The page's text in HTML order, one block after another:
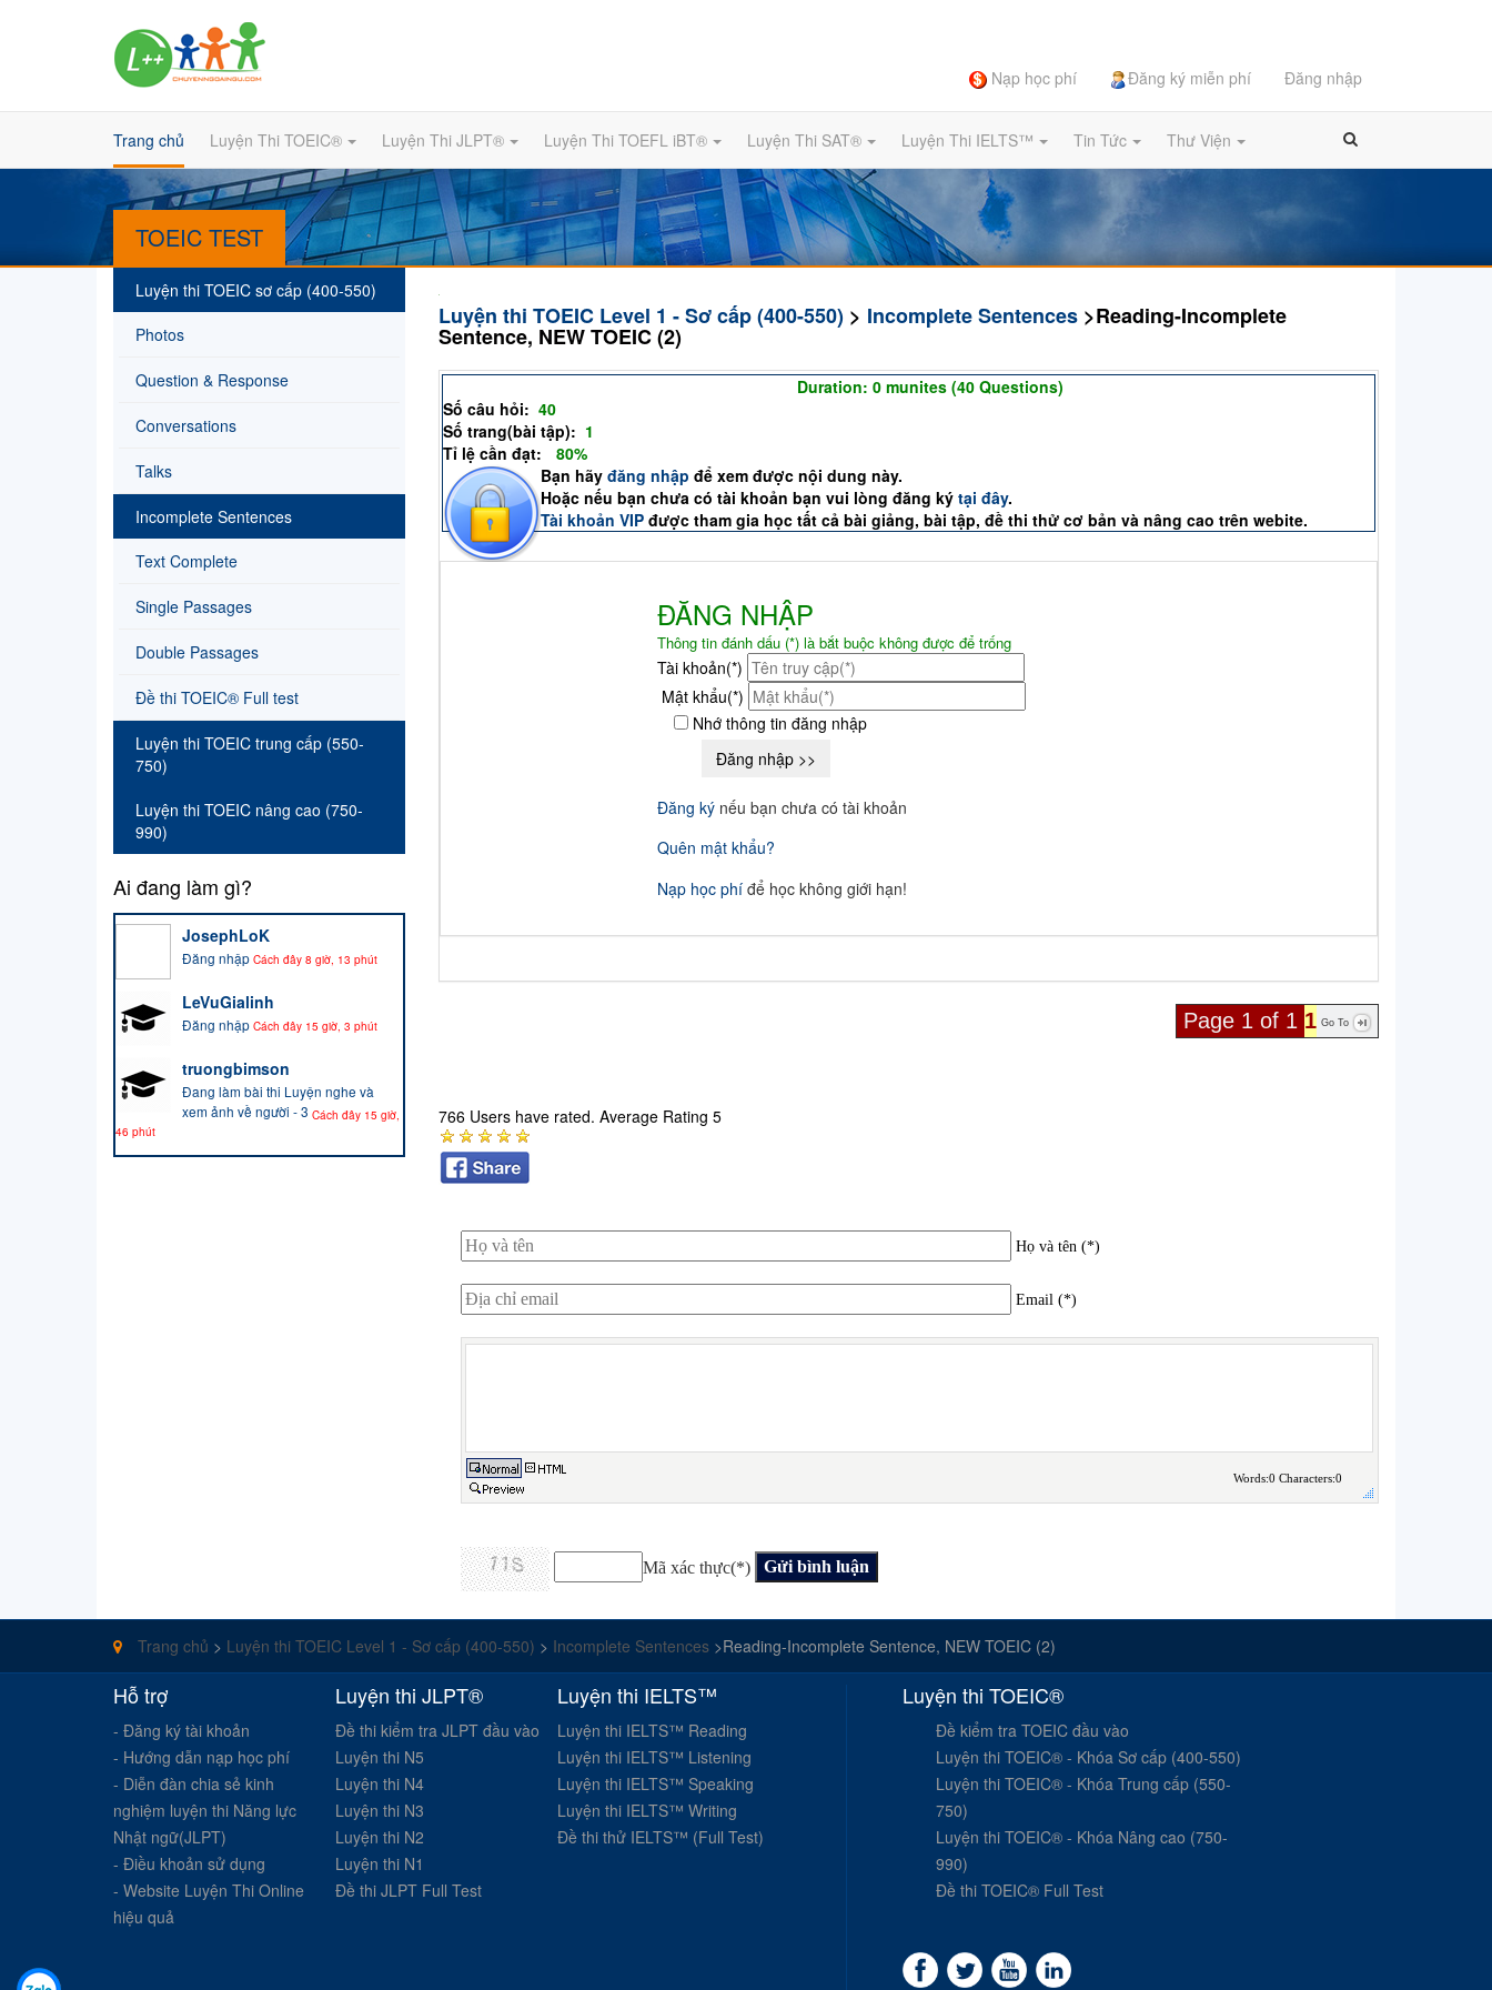
Nạp học phí Đăng ký miễn phí Đăng nhập
Trang chủ Luyện Thi TOEIC® Luyện Thi JLPT® Luyện Thi TOEFL iBT® Luyện Thi SAT® Luyện Thi IELTS™ Tin Tức Thư Viện
TOEIC TEST
Luyện thi TOEIC sơ cấp (400-550)
Photos
Question & Response
Conversations
Talks
Incomplete Sentences
Text Complete
Single Passages
Double Passages
Đề thi TOEIC® Full test
Luyện thi TOEIC trung cấp (550-
750)
Luyện thi TOEIC nâng cao (750-
990)
Ai đang làm gì?
JosephLoK
Đăng nhập Cách đây 8 giờ, 13 phút
LeVuGialinh
Đăng nhập Cách đây 15 giờ, 3 phút
truongbimson
Đang làm bài thi Luyện nghe và
xem ảnh về người - 3 Cách đây 15 giờ,
46 phút
Luyện thi TOEIC Level 1 - Sơ cấp (400-550)> Incomplete Sentences>Reading-Incomplete
Sentence, NEW TOEIC (2)
Duration: 0 munites (40 Questions)
Số câu hỏi: 40
Số trang(bài tập): 1
Tỉ lệ cần đạt:
80%)
Bạn hãy đăng nhập để xem được nội dung này.
Hoặc nếu bạn chưa có tài khoản bạn vui lòng đăng ký tại đây.
Tài khoản VIPđược tham gia học tất cả bài giảng, bài tập, đề thi thử cơ bản và nâng cao trên webite.
ĐĂNG NHẬP
Thông tin đánh dấu (*) là bắt buộc không được để trống
Tài khoản(*)
Mật khẩu(*)
Nhớ thông tin đăng nhập
Đăng kýnếu bạn chưa có tài khoản
Quên mật khẩu?
Nạp học phíđể học không giới hạn!
Page 1 of 1 1 Go To
766 Users have rated. Average Rating 5
Họ và tên (*)
Email (*)
Words:0 Characters:0
Mã xác thực(*)
Trang chủ > Luyện thi TOEIC Level 1 - Sơ cấp (400-550) > Incomplete Sentences >Reading-Incomplete Sentence, NEW TOEIC (2)
Hỗ trợ
- Đăng ký tài khoản
- Hướng dẫn nạp học phí
- Diễn đàn chia sẻ kinh
nghiệm luyện thi Năng lực
Nhật ngữ(JLPT)
- Điều khoản sử dụng
- Website Luyện Thi Online
hiệu quả
Luyện thi JLPT®
Đề thi kiểm tra JLPT đầu vào
Luyện thi N5
Luyện thi N4
Luyện thi N3
Luyện thi N2
Luyện thi N1
Đề thi JLPT Full Test
Luyện thi IELTS™
Luyện thi IELTS™ Reading
Luyện thi IELTS™ Listening
Luyện thi IELTS™ Speaking
Luyện thi IELTS™ Writing
Đề thi thử IELTS™ (Full Test)
Luyện thi TOEIC®
Đề kiểm tra TOEIC đầu vào
Luyện thi TOEIC® - Khóa Sơ cấp (400-550)
Luyện thi TOEIC® - Khóa Trung cấp (550-
750)
Luyện thi TOEIC® - Khóa Nâng cao (750-
990)
Đề thi TOEIC® Full Test